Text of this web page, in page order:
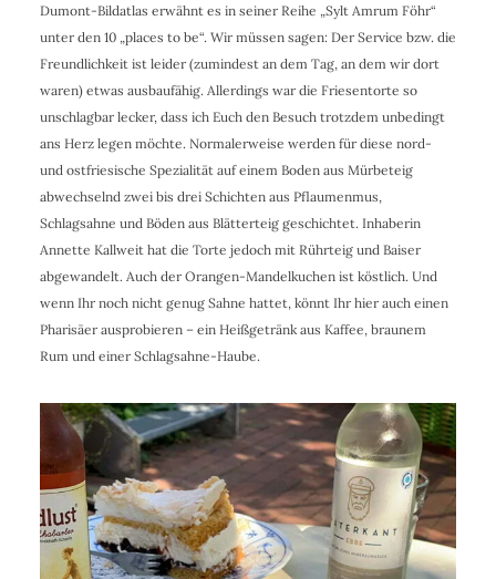
Dumont-Bildatlas erwähnt es in seiner Reihe „Sylt Amrum Föhr“
unter den 10 „places to be“. Wir müssen sagen: Der Service bzw. die
Freundlichkeit ist leider (zumindest an dem Tag, an dem wir dort
waren) etwas ausbaufähig. Allerdings war die Friesentorte so
unschlagbar lecker, dass ich Euch den Besuch trotzdem unbedingt
ans Herz legen möchte. Normalerweise werden für diese nord-
und ostfriesische Spezialität auf einem Boden aus Mürbeteig
abwechselnd zwei bis drei Schichten aus Pflaumenmus,
Schlagsahne und Böden aus Blätterteig geschichtet. Inhaberin
Annette Kallweit hat die Torte jedoch mit Rührteig und Baiser
abgewandelt. Auch der Orangen-Mandelkuchen ist köstlich. Und
wenn Ihr noch nicht genug Sahne hattet, könnt Ihr hier auch einen
Pharisäer ausprobieren – ein Heißgetränk aus Kaffee, braunem
Rum und einer Schlagsahne-Haube.